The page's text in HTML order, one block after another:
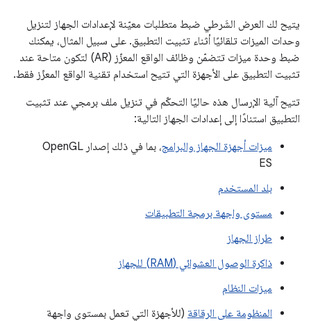
يتيح لك العرض الشَرطي ضبط متطلبات معيّنة لإعدادات الجهاز لتنزيل
وحدات الميزات تلقائيًا أثناء تثبيت التطبيق. على سبيل المثال، يمكنك
ضبط وحدة ميزات تتضمّن وظائف الواقع المعزّز (AR) لتكون متاحة عند
تثبيت التطبيق على الأجهزة التي تتيح استخدام تقنية الواقع المعزّز فقط.
تتيح آلية الإرسال هذه حاليًا التحكّم في تنزيل ملف برمجي عند تثبيت
التطبيق استنادًا إلى إعدادات الجهاز التالية:
ميزات أجهزة الجهاز والبرامج
، بما في ذلك إصدار OpenGL
ES
بلد المستخدم
مستوى واجهة برمجة التطبيقات
طراز الجهاز
ذاكرة الوصول العشوائي (RAM) للجهاز
ميزات النظام
المنظومة على الرقاقة (للأجهزة التي تعمل بمستوى واجهة